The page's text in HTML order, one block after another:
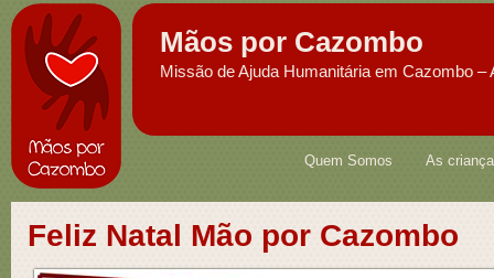
Mãos por Cazombo
Missão de Ajuda Humanitária em Cazombo –
Quem Somos As
Feliz Natal Mão por Cazombo